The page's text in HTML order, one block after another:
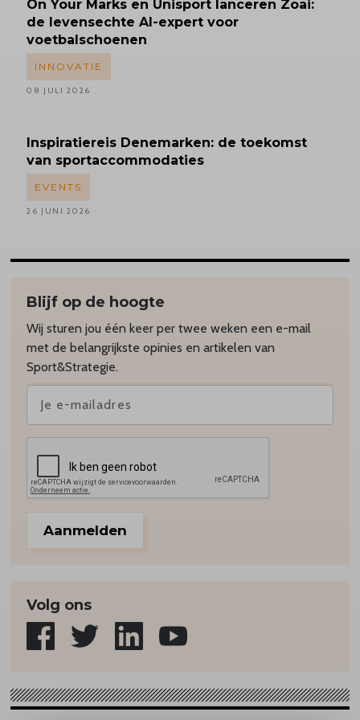
On Your Marks en Unisport lanceren Zoai:
de levensechte AI-expert voor
voetbalschoenen
INNOVATIE
08 JULI 2026
Inspiratiereis Denemarken: de toekomst
van sportaccommodaties
EVENTS
26 JUNI 2026
Blijf op de hoogte
Wij sturen jou één keer per twee weken een e-mail
met de belangrijkste opinies en artikelen van
Sport&Strategie.
Aanmelden
Volg ons